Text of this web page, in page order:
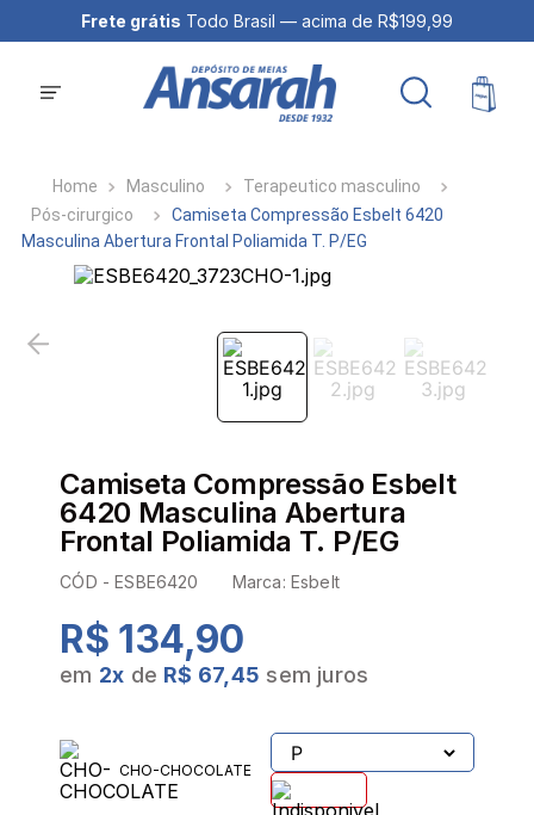
Frete grátis Todo Brasil — acima de R$199,99
Masculino
Terapeutico masculino
Pós-cirurgico
Camiseta Compressão Esbelt 6420
Masculina Abertura Frontal Poliamida T. P/EG
Camiseta Compressão Esbelt
6420 Masculina Abertura
Frontal Poliamida T. P/EG
CÓD -ESBE6420 Marca: Esbelt
R$ 134,90
em 2x de R$ 67,45 sem juros
PROVADOR VIRTUAL
TABELA DE MEDIDAS